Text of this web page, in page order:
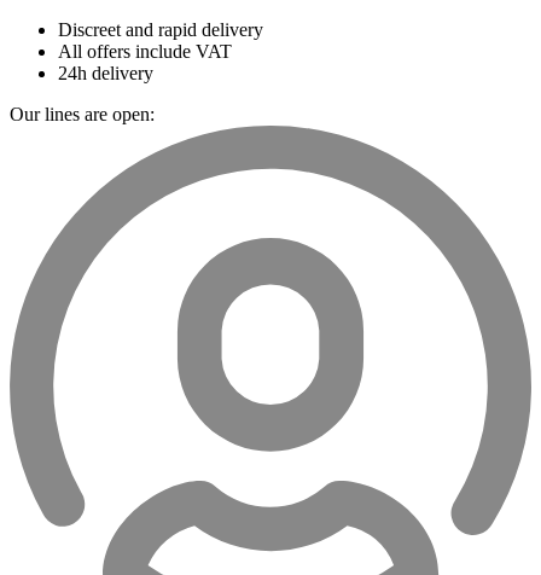
Discreet and rapid delivery
All offers include VAT
24h delivery
Our lines are open: